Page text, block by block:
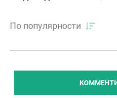
По популярности